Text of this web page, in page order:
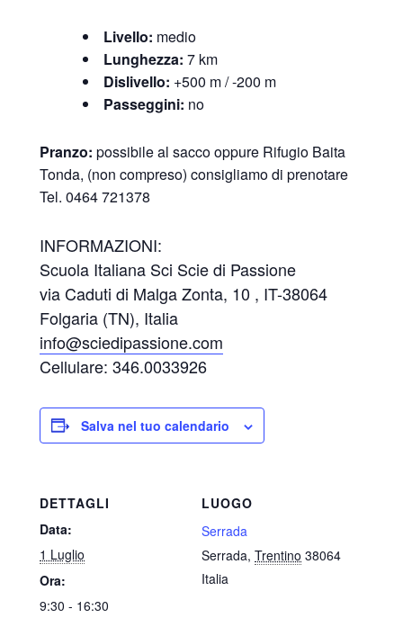
Livello: medio
Lunghezza: 7 km
Dislivello: +500 m / -200 m
Passeggini: no
Pranzo: possibile al sacco oppure Rifugio Baita
Tonda, (non compreso) consigliamo di prenotare
Tel. 0464 721378
INFORMAZIONI:
Scuola Italiana Sci Scie di Passione
via Caduti di Malga Zonta, 10 , IT-38064
Folgaria (TN), Italia
info@sciedipassione.com
Cellulare: 346.0033926
Salva nel tuo calendario
DETTAGLI
Data:
1 Luglio
Ora:
9:30 - 16:30
LUOGO
Serrada
Serrada, Trentino 38064
Italia